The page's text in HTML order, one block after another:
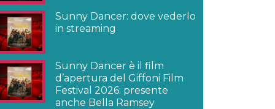
Sunny Dancer: dove vederlo
in streaming
Sunny Dancer è il film
d’apertura del Giffoni Film
Festival 2026: presente
anche Bella Ramsey